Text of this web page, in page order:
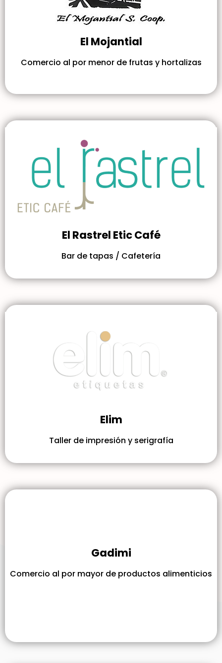
El Mojantial
Comercio al por menor de frutas y hortalizas
El Rastrel Etic Café
Bar de tapas / Cafetería
Elim
Taller de impresión y serigrafía
Gadimi
Comercio al por mayor de productos alimenticios